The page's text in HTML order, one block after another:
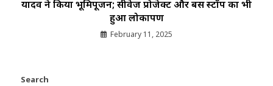
यादव ने किया भूमिपूजन; सीवेज प्रोजेक्ट और बस स्टॉप का भी
हुआ लोकार्पण
February 11, 2025
Search